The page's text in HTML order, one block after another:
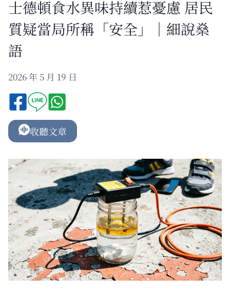
士德頓食水異味持續惹憂慮 居民
質疑當局所稱「安全」｜細說燊
語
2026 年 5 月 19 日
收聽文章